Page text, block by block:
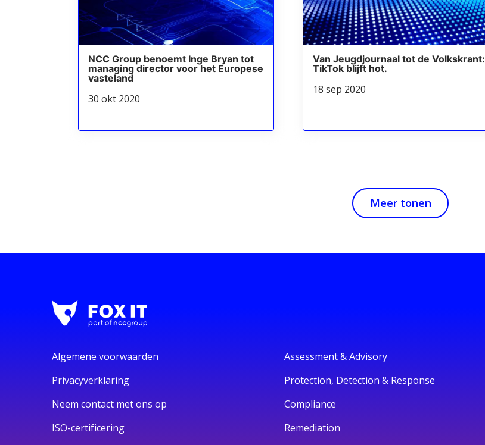
NCC Group benoemt Inge Bryan tot
managing director voor het Europese
vasteland
30 okt 2020
Van Jeugdjournaal tot de Volkskrant:
TikTok blijft hot.
18 sep 2020
Meer tonen
Algemene voorwaarden
Privacyverklaring
Neem contact met ons op
ISO-certificering
Assessment & Advisory
Protection, Detection & Response
Compliance
Remediation